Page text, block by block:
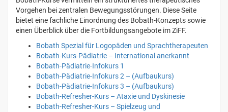
Vorgehen bei zentralen Bewegungsstörungen. Diese Seite
bietet eine fachliche Einordnung des Bobath-Konzepts sowie
einen Überblick über die Fortbildungsangebote im ZiFF.
Bobath Spezial für Logopäden und Sprachtherapeuten
Bobath-Kurs-Pädiatrie – International anerkannt
Bobath-Pädiatrie-Infokurs 1
Bobath-Pädiatrie-Infokurs 2 – (Aufbaukurs)
Bobath-Pädiatrie-Infokurs 3 – (Aufbaukurs)
Bobath-Refresher-Kurs – Ataxie und Dyskinesie
Bobath-Refresher-Kurs – Spielzeug und